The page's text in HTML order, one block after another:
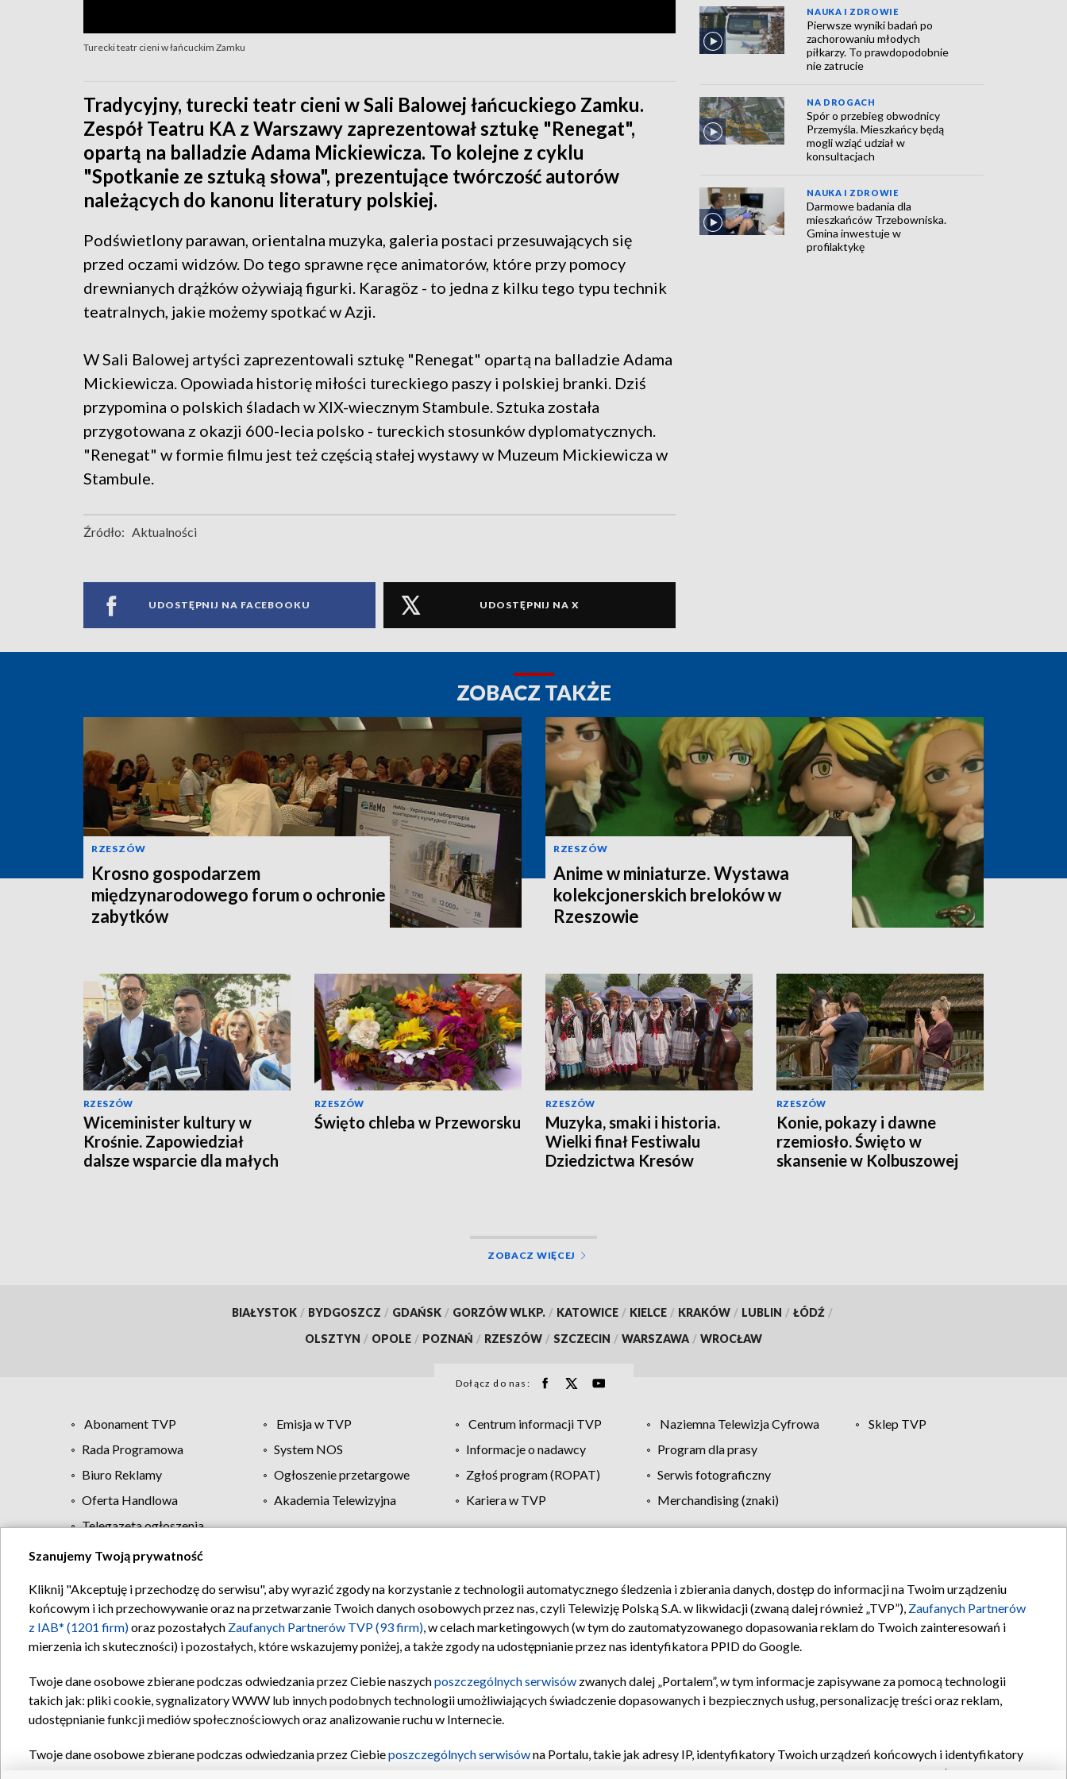
Turecki teatr cieni w łańcuckim Zamku
Tradycyjny, turecki teatr cieni w Sali Balowej łańcuckiego Zamku.
Zespół Teatru KA z Warszawy zaprezentował sztukę "Renegat",
opartą na balladzie Adama Mickiewicza. To kolejne z cyklu
"Spotkanie ze sztuką słowa", prezentujące twórczość autorów
należących do kanonu literatury polskiej.
Podświetlony parawan, orientalna muzyka, galeria postaci przesuwających się
przed oczami widzów. Do tego sprawne ręce animatorów, które przy pomocy
drewnianych drążków ożywiają figurki. Karagöz - to jedna z kilku tego typu technik
teatralnych, jakie możemy spotkać w Azji.
W Sali Balowej artyści zaprezentowali sztukę "Renegat" opartą na balladzie Adama
Mickiewicza. Opowiada historię miłości tureckiego paszy i polskiej branki. Dziś
przypomina o polskich śladach w XIX-wiecznym Stambule. Sztuka została
przygotowana z okazji 600-lecia polsko - tureckich stosunków dyplomatycznych.
"Renegat" w formie filmu jest też częścią stałej wystawy w Muzeum Mickiewicza w
Stambule.
Źródło: Aktualności
UDOSTĘPNIJ NA FACEBOOKU UDOSTĘPNIJ NA X
NAUKA I ZDROWIE
Pierwsze wyniki badań po
zachorowaniu młodych
piłkarzy. To prawdopodobnie
nie zatrucie
NA DROGACH
Spór o przebieg obwodnicy
Przemyśla. Mieszkańcy będą
mogli wziąć udział w
konsultacjach
NAUKA I ZDROWIE
Darmowe badania dla
mieszkańców Trzebowniska.
Gmina inwestuje w
profilaktykę
ZOBACZ TAKŻE
RZESZÓW
Krosno gospodarzem
międzynarodowego forum o ochronie
zabytków
RZESZÓW
Anime w miniaturze. Wystawa
kolekcjonerskich breloków w
Rzeszowie
RZESZÓW
Wiceminister kultury w
Krośnie. Zapowiedział
dalsze wsparcie dla małych
RZESZÓW
Święto chleba w Przeworsku
RZESZÓW
Muzyka, smaki i historia.
Wielki finał Festiwalu
Dziedzictwa Kresów
RZESZÓW
Konie, pokazy i dawne
rzemiosło. Święto w
skansenie w Kolbuszowej
ZOBACZ WIĘCEJ
BIAŁYSTOK / BYDGOSZCZ / GDAŃSK / GORZÓW WLKP. / KATOWICE / KIELCE / KRAKÓW / LUBLIN / ŁÓDŹ /
OLSZTYN / OPOLE / POZNAŃ / RZESZÓW / SZCZECIN / WARSZAWA / WROCŁAW
Dołącz do nas:
Abonament TVP Emisja w TVP Centrum informacji TVP Naziemna Telewizja Cyfrowa
Sklep TVP
Rada Programowa
System NOS Informacje o nadawcy
Program dla prasy
Biuro Reklamy
Ogłoszenie przetargowe Zgłoś program (ROPAT)
Serwis fotograficzny
Oferta Handlowa
Akademia Telewizyjna Kariera w TVP
Merchandising (znaki)
Telegazeta ogłoszenia
Regulamin TVP Polityka prywatności Moje zgody Pomoc Biuro reklamy Kontakt
Szanujemy Twoją prywatność
Kliknij "Akceptuję i przechodzę do serwisu", aby wyrazić zgody na korzystanie z technologii automatycznego śledzenia i zbierania danych, dostęp do informacji na Twoim urządzeniu
końcowym i ich przechowywanie oraz na przetwarzanie Twoich danych osobowych przez nas, czyli Telewizję Polską S.A. w likwidacji (zwaną dalej również „TVP”), Zaufanych Partnerów
z IAB* (1201 firm)oraz pozostałych Zaufanych Partnerów TVP (93 firm), w celach marketingowych (w tym do zautomatyzowanego dopasowania reklam do Twoich zainteresowań i
mierzenia ich skuteczności) i pozostałych, które wskazujemy poniżej, a także zgody na udostępnianie przez nas identyfikatora PPID do Google.
Twoje dane osobowe zbierane podczas odwiedzania przez Ciebie naszychposzczególnych serwisów zwanych dalej „Portalem”, w tym informacje zapisywane za pomocą technologii
takich jak: pliki cookie, sygnalizatory WWW lub innych podobnych technologii umożliwiających świadczenie dopasowanych i bezpiecznych usług, personalizację treści oraz reklam,
udostępnianie funkcji mediów społecznościowych oraz analizowanie ruchu w Internecie.
Twoje dane osobowe zbierane podczas odwiedzania przez Ciebieposzczególnych serwisówna Portalu, takie jak adresy IP, identyfikatory Twoich urządzeń końcowych i identyfikatory
oraz pozostałych